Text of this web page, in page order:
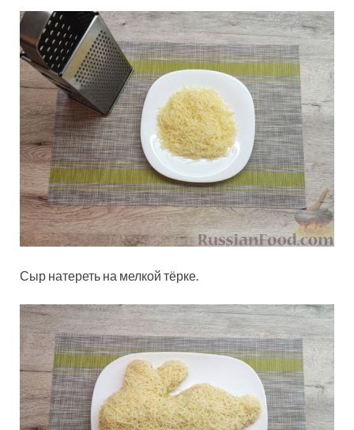
Сыр натереть на мелкой тёрке.